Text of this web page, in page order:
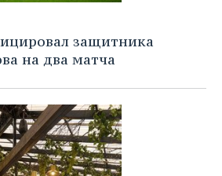
защитника
на два матча